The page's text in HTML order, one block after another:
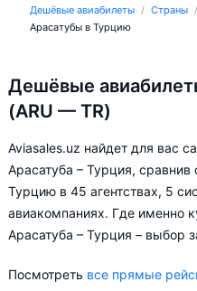
Дешёвые авиабилеты Страны
Арасатубы в Турцию
Дешёвые
(ARU — TR)
Aviasales.uz найдет для вас
Арасатуба – Турция, сравнив
Турцию в 45 агентствах, 5
авиакомпаниях. Где именно
Арасатуба – Турция – выбор
Посмотреть все прямые